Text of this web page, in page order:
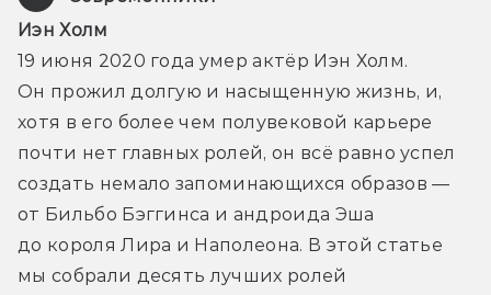
Иэн Холм
19 июня 2020 года умер актёр Иэн Холм.
Он прожил долгую и насыщенную жизнь, и,
хотя в его более чем полувековой карьере
почти нет главных ролей, он всё равно успел
создать немало запоминающихся образов —
от Бильбо Бэггинса и андроида Эша
до короля Лира и Наполеона. В этой статье
мы собрали десять лучших ролей